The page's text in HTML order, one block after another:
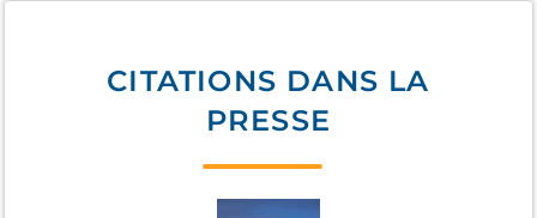
CITATIONS DANS LA
PRESSE